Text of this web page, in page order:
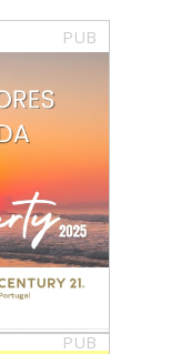
PUB
PUB